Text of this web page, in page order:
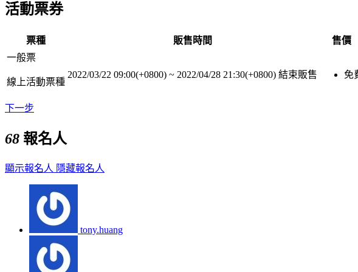
活動票券
票種 販售時間
售價
一般票
線上活動票種
2022/03/22 09:00(+0800) ~ 2022/04/28 21:30(+0800) 結束販售 免
下一步
68 報名人
顯示報名人 隱藏報名人
tony.huang